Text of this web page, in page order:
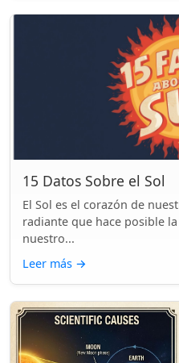
15 Datos Sobre el Sol
El Sol es el corazón de
radiante que hace posible
nuestro...
Leer más →